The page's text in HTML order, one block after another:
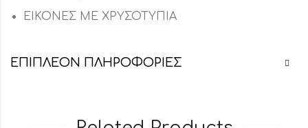
ΕΙΚΟΝΕΣ ΜΕ ΧΡΥΣΟΤΥΠΙΑ
ΕΠΙΠΛΈΟΝ ΠΛΗΡΟΦΟΡΊΕΣ